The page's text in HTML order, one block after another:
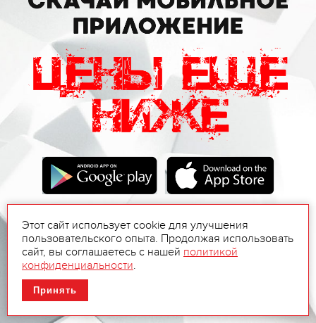
Этот сайт использует cookie для улучшения
пользовательского опыта. Продолжая использовать
сайт, вы соглашаетесь с нашей политикой
конфиденциальности.
Принять